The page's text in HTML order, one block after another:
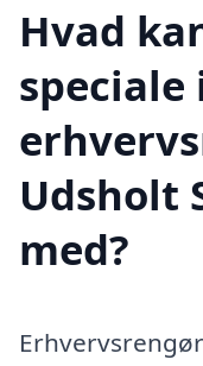
Hvad
speciale
Udsholt
med?